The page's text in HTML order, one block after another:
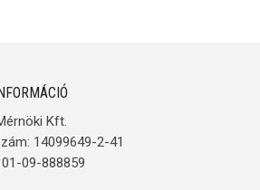
Kft.
14099649-2-41
09-888859